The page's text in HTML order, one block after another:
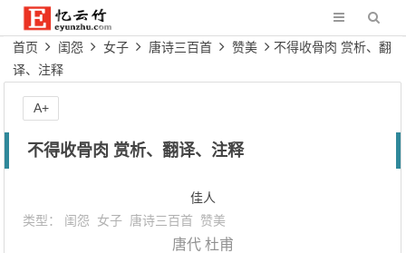
首页 闺怨 女子 唐诗三百首 赞美
不得收骨肉 赏析、翻
译、注释
不得收骨肉 赏析、翻译、注释
佳人
类型： 闺怨 女子 唐诗三百首 赞美
唐代 杜甫
A+